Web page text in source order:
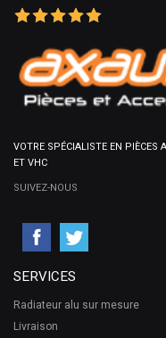
VOTRE SPÉCIALISTE EN
ET VHC
SUIVEZ-NOUS
SERVICES
Radiateur alu sur mesure
Livraison